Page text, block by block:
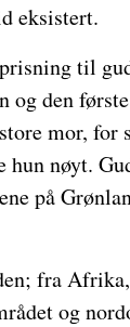
eksistert.
til
og den
mor, for
hun nøyt.
på
fra Afrika,
og